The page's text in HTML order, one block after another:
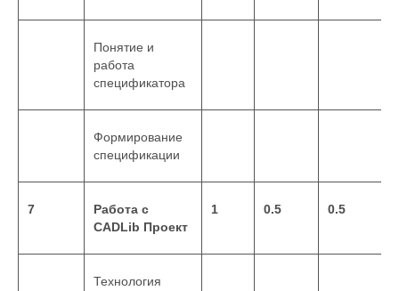
Понятие и
работа
спецификатора
Формирование
спецификации
7
Работа с
CADLib Проект
1 0.5 0.5
Технология